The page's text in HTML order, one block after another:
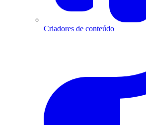
Criadores de conteúdo